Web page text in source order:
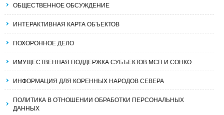
ОБЩЕСТВЕННОЕ ОБСУЖДЕНИЕ
ИНТЕРАКТИВНАЯ КАРТА ОБЪЕКТОВ
ПОХОРОННОЕ ДЕЛО
ИМУЩЕСТВЕННАЯ ПОДДЕРЖКА СУБЪЕКТОВ МСП И СОНКО
ИНФОРМАЦИЯ ДЛЯ КОРЕННЫХ НАРОДОВ СЕВЕРА
ПОЛИТИКА В ОТНОШЕНИИ ОБРАБОТКИ ПЕРСОНАЛЬНЫХ
ДАННЫХ